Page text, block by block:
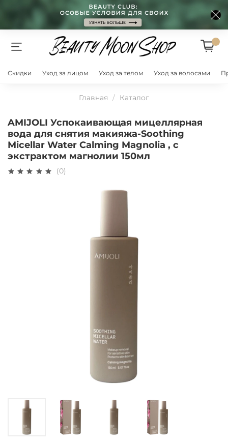
Скидки Уход за лицом Уход за телом Уход за волосами
Главная Каталог
AMIJOLI Успокаивающая мицеллярная
вода для снятия макияжа-Soothing
Micellar Water Calming Magnolia , с
экстрактом магнолии 150мл
(0)